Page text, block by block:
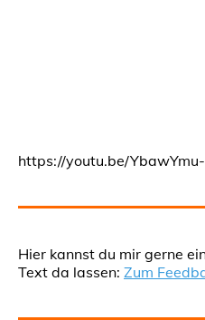
https://youtu.be/
Hier kannst du mir gerne
Text da lassen: Zum